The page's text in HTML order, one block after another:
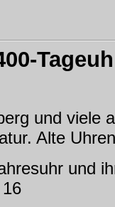
und viele
Alte
und